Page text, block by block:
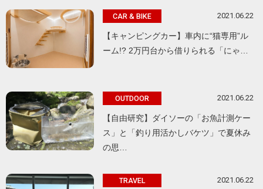
CAR & BIKE 2021.06.22
【キャンピングカー】車内に“猫専用”ル
ーム!? 2万円台から借りられる「にゃ…
OUTDOOR 2021.06.22
【自由研究】ダイソーの「お魚計測ケー
ス」と「釣り用活かしバケツ」で夏休み
の思…
TRAVEL 2021.06.22